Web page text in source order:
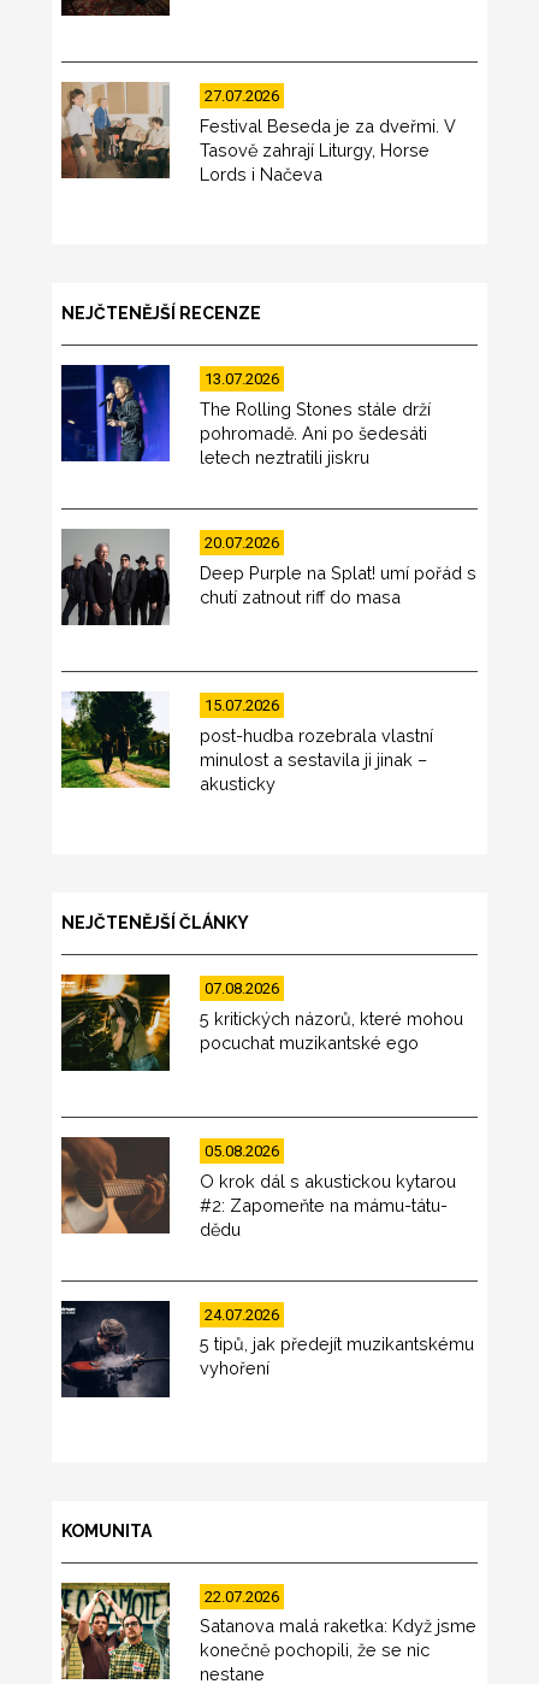
27.07.2026
Festival Beseda je za dveřmi. V
Tasově zahrají Liturgy, Horse
Lords i Načeva
NEJČTENĚJŠÍ RECENZE
13.07.2026
The Rolling Stones stále drží
pohromadě. Ani po šedesáti
letech neztratili jiskru
20.07.2026
Deep Purple na Splat! umí pořád s
chutí zatnout riff do masa
15.07.2026
post-hudba rozebrala vlastní
minulost a sestavila ji jinak –
akusticky
NEJČTENĚJŠÍ ČLÁNKY
07.08.2026
5 kritických názorů, které mohou
pocuchat muzikantské ego
05.08.2026
O krok dál s akustickou kytarou
#2: Zapomeňte na mámu-tátu-
dědu
24.07.2026
5 tipů, jak předejít muzikantskému
vyhoření
KOMUNITA
22.07.2026
Satanova malá raketka: Když jsme
konečně pochopili, že se nic
nestane